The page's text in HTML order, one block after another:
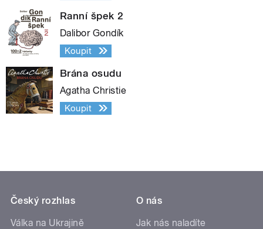
Ranní špek 2
Dalibor Gondík
Koupit
Brána osudu
Agatha Christie
Koupit
Český rozhlas
Válka na Ukrajině
O nás
Jak nás naladíte